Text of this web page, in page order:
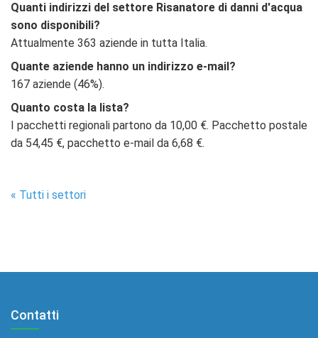
Quanti indirizzi del settore Risanatore di danni d'acqua
sono disponibili?
Attualmente 363 aziende in tutta Italia.
Quante aziende hanno un indirizzo e-mail?
167 aziende (46%).
Quanto costa la lista?
I pacchetti regionali partono da 10,00 €. Pacchetto postale
da 54,45 €, pacchetto e-mail da 6,68 €.
« Tutti i settori
Contatti